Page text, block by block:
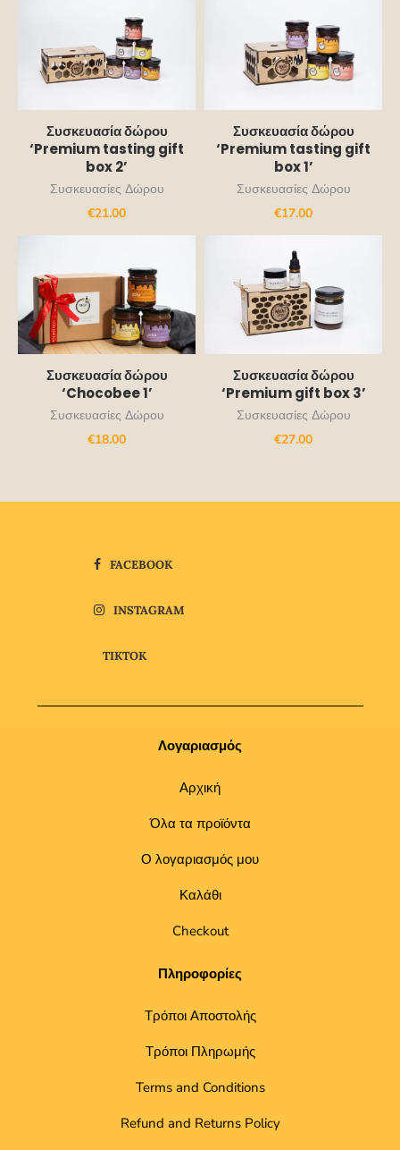
Συσκευασία δώρου
‘Premium tasting gift
box 2’
Συσκευασίες Δώρου
€21.00
Συσκευασία δώρου
‘Premium tasting gift
box 1’
Συσκευασίες Δώρου
€17.00
Συσκευασία δώρου
‘Chocobee 1’
Συσκευασίες Δώρου
€18.00
Συσκευασία δώρου
‘Premium gift box 3’
Συσκευασίες Δώρου
€27.00
FACEBOOK
INSTAGRAM
TIKTOK
Λογαριασμός
Αρχική
Όλα τα προϊόντα
Ο λογαριασμός μου
Καλάθι
Checkout
Πληροφορίες
Τρόποι Αποστολής
Τρόποι Πληρωμής
Terms and Conditions
Refund and Returns Policy